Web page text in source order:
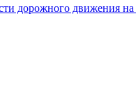
дорожного движения на